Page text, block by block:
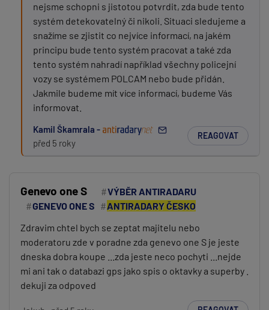
nejsme schopni s jistotou potvrdit, zda bude tento
systém detekovatelný či nikoli. Situaci sledujeme a
snažíme se zjistit co nejvíce informací, na jakém
principu bude tento systém pracovat a také zda
tento systém nahradí například všechny policejní
vozy se systémem POLCAM nebo bude přidán.
Jakmile budeme mít více informací, budeme Vás
informovat.
Kamil Škamrala -
před 5 roky
REAGOVAT
Genevo one S
VÝBĚR ANTIRADARU
GENEVO ONE S
ANTIRADARY ČESKO
Zdravim chtel bych se zeptat majitelu nebo
moderatoru zde v poradne zda genevo one S je jeste
dneska dobra koupe ...zda jeste neco pochyti ...nejde
mi ani tak o databazi gps jako spis o oktavky a superby .
dekuji za odpoved